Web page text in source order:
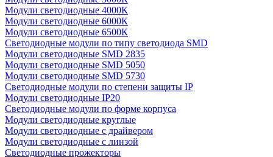
Модули светодиодные 4000К
Модули светодиодные 6000К
Модули светодиодные 6500К
Светодиодные модули по типу светодиода SMD
Модули светодиодные SMD 2835
Модули светодиодные SMD 5050
Модули светодиодные SMD 5730
Светодиодные модули по степени защиты IP
Модули светодиодные IP20
Светодиодные модули по форме корпуса
Модули светодиодные круглые
Модули светодиодные с драйвером
Модули светодиодные с линзой
Светодиодные прожекторы